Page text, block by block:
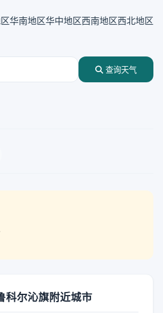
华南地区华中地区西南地区西北地区
查询天气
科尔沁旗附近城市